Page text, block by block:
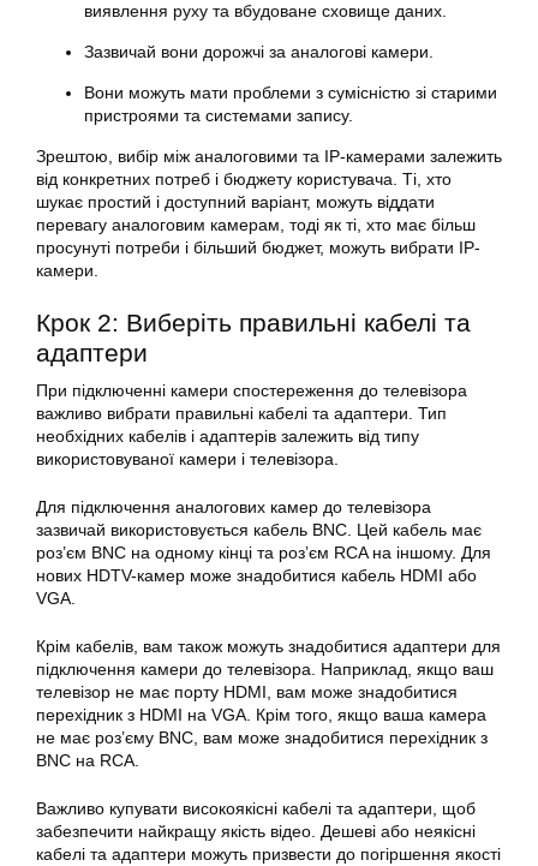
виявлення руху та вбудоване сховище даних.
Зазвичай вони дорожчі за аналогові камери.
Вони можуть мати проблеми з сумісністю зі старими
пристроями та системами запису.
Зрештою, вибір між аналоговими та IP-камерами залежить
від конкретних потреб і бюджету користувача. Ті, хто
шукає простий і доступний варіант, можуть віддати
перевагу аналоговим камерам, тоді як ті, хто має більш
просунуті потреби і більший бюджет, можуть вибрати IP-
камери.
Крок 2: Виберіть правильні кабелі та
адаптери
При підключенні камери спостереження до телевізора
важливо вибрати правильні кабелі та адаптери. Тип
необхідних кабелів і адаптерів залежить від типу
використовуваної камери і телевізора.
Для підключення аналогових камер до телевізора
зазвичай використовується кабель BNC. Цей кабель має
роз’єм BNC на одному кінці та роз’єм RCA на іншому. Для
нових HDTV-камер може знадобитися кабель HDMI або
VGA.
Крім кабелів, вам також можуть знадобитися адаптери для
підключення камери до телевізора. Наприклад, якщо ваш
телевізор не має порту HDMI, вам може знадобитися
перехідник з HDMI на VGA. Крім того, якщо ваша камера
не має роз’єму BNC, вам може знадобитися перехідник з
BNC на RCA.
Важливо купувати високоякісні кабелі та адаптери, щоб
забезпечити найкращу якість відео. Дешеві або неякісні
кабелі та адаптери можуть призвести до погіршення якості